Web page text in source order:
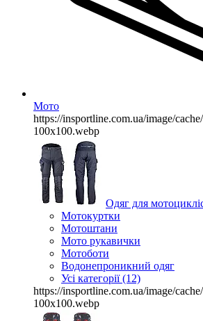
Мото
https://insportline.com.ua/image/
100x100.webp
Одяг для
Мотокуртки
Мотоштани
Мото рукавички
Мотоботи
Водонепроникний одяг
Усі категорії (12)
https://insportline.com.ua/image/
100x100.webp